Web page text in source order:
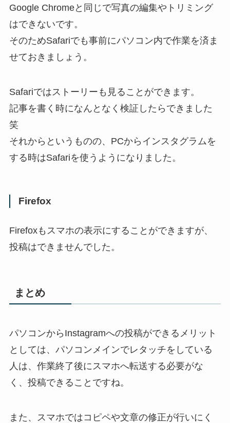
Google Chromeと同じで写真の編集やトリミング
はできないです。
そのためSafariでも事前にパソコン内で作業を済ま
せておきましょう。
Safariではストーリーも見ることができます。
記事を書く時になんとなく検証したらできました
笑
それからというものの、PCからインスタグラムを
する時はSafariを使うようになりました。
Firefox
Firefoxもスマホの表示にすることができますが、
投稿はできませんでした。
まとめ
パソコンからInstagramへの投稿ができるメリット
としては、パソコンメインでレタッチをしている
人は、作業終了後にスマホへ転送する必要がな
く、投稿できることですね。
また、スマホではコピペや文章の修正が行いにく